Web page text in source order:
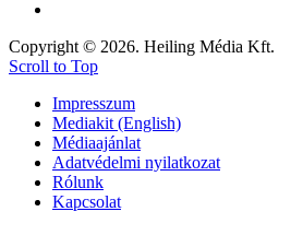
Copyright © 2026. Heiling Média Kft.
Scroll to Top
Impresszum
Mediakit (English)
Médiaajánlat
Adatvédelmi nyilatkozat
Rólunk
Kapcsolat